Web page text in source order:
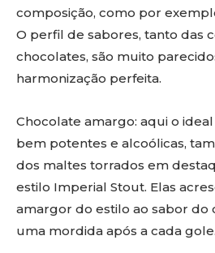
composição, como por
O perfil de sabores, tanto das
chocolates, são muito
harmonização perfeita.
Chocolate amargo: aqui o
bem potentes e alcoólicas,
dos maltes torrados em
estilo Imperial Stout. Elas
amargor do estilo ao sabor do
uma mordida após a cada gole.